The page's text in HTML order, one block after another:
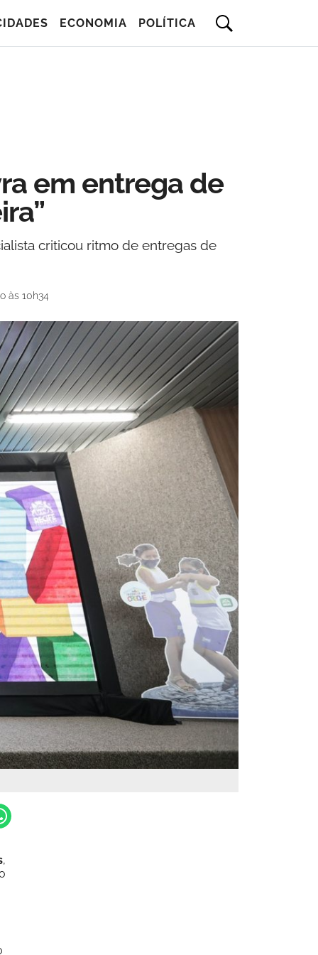
ECONOMIA POLÍTICA
em entrega de
criticou ritmo de entregas de
às 10h34
,